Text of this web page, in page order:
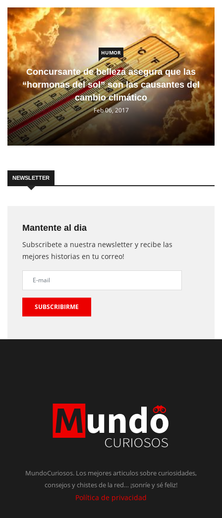
HUMOR
Concursante de belleza asegura que las
“hormonas del sol” son las causantes del
cambio climático
Feb 06, 2017
NEWSLETTER
Mantente al dia
Subscribete a nuestra newsletter y recibe las
mejores historias en tu correo!
SUBSCRIBIRME
MundoCuriosos. Los mejores articulos sobre curiosidades,
consejos y chistes de la red… ¡sonríe y sé feliz!
Política de privacidad